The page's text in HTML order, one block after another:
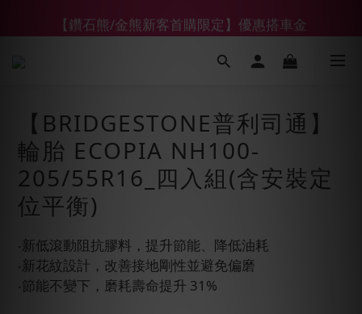
【鑽石熊/金熊新客首購限定】優惠搭車金
【鑽石熊/金熊新客首購限定】優惠搭車金
下單前綁定LINE會員加碼折100元
【鑽石熊/金熊新客首購限定】優惠搭車金
【BRIDGESTONE普利司通】
輪胎 ECOPIA NH100-
205/55R16_四入組(含安裝定
位平衡)
‧新低滾動阻抗膠料，提升節能、降低油耗
‧新花紋設計，改善接地剛性並避免偏磨
‧節能不變下，磨耗壽命提升 31%